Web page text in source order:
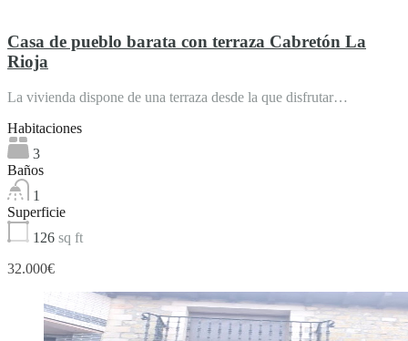
Casa de pueblo barata con terraza Cabretón La
Rioja
La vivienda dispone de una terraza desde la que disfrutar…
Habitaciones
3
Baños
1
Superficie
126 sq ft
32.000€